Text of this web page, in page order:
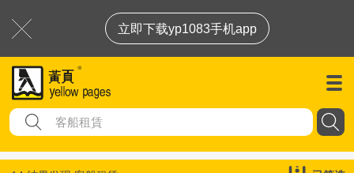
立即下载yp1083手机app